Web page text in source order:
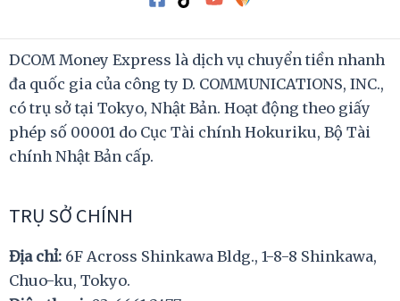
DCOM Money Express là dịch vụ chuyển tiền nhanh
đa quốc gia của công ty D. COMMUNICATIONS, INC.,
có trụ sở tại Tokyo, Nhật Bản. Hoạt động theo giấy
phép số 00001 do Cục Tài chính Hokuriku, Bộ Tài
chính Nhật Bản cấp.
TRỤ SỞ CHÍNH
Địa chỉ: 6F Across Shinkawa Bldg., 1-8-8 Shinkawa,
Chuo-ku, Tokyo.